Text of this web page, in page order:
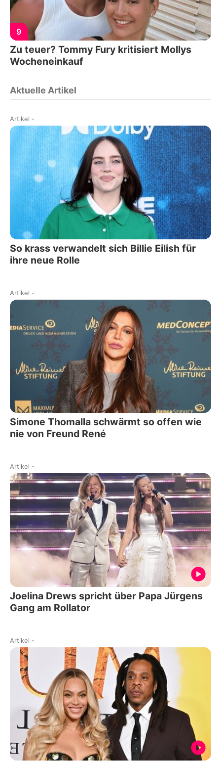
9
Zu teuer? Tommy Fury kritisiert Mollys
Wocheneinkauf
Aktuelle Artikel
Artikel -
So krass verwandelt sich Billie Eilish für
ihre neue Rolle
Artikel -
Simone Thomalla schwärmt so offen wie
nie von Freund René
Artikel -
Joelina Drews spricht über Papa Jürgens
Gang am Rollator
Artikel -